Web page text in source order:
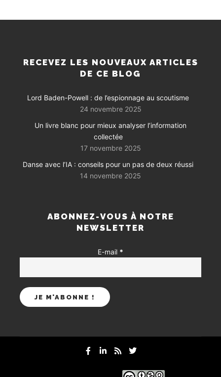
RECEVEZ LES NOUVEAUX ARTICLES
DE CE BLOG
Lord Baden-Powell : de l’espionnage au scoutisme
24 novembre 2025
Un livre blanc pour mieux analyser l’information
collectée
17 novembre 2025
Danse avec l’IA : conseils pour un pas de deux réussi
14 novembre 2025
ABONNEZ-VOUS À NOTRE
NEWSLETTER
E-mail *